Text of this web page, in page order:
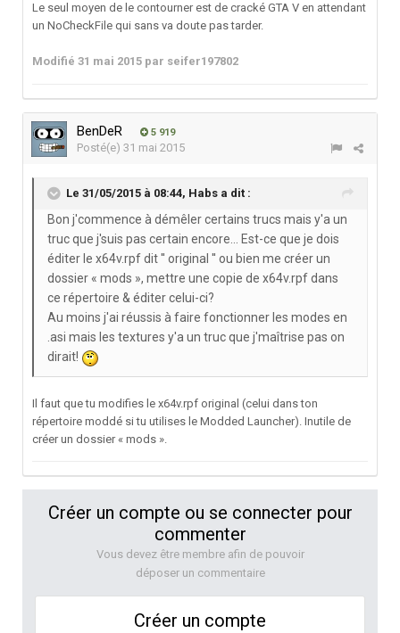
Le seul moyen de le contourner est de cracké GTA V en attendant
un NoCheckFile qui sans va doute pas tarder.
Modifié 31 mai 2015 par seifer197802
BenDeR 5 919
Posté(e) 31 mai 2015
Le 31/05/2015 à 08:44, Habs a dit :
Bon j'commence à démêler certains trucs mais y'a un
truc que j'suis pas certain encore... Est-ce que je dois
éditer le x64v.rpf dit '' original '' ou bien me créer un
dossier « mods », mettre une copie de x64v.rpf dans
ce répertoire & éditer celui-ci?
Au moins j'ai réussis à faire fonctionner les modes en
.asi mais les textures y'a un truc que j'maîtrise pas on
dirait!
Il faut que tu modifies le x64v.rpf original (celui dans ton
répertoire moddé si tu utilises le Modded Launcher). Inutile de
créer un dossier « mods ».
Créer un compte ou se connecter pour
commenter
Vous devez être membre afin de pouvoir
déposer un commentaire
Créer un compte